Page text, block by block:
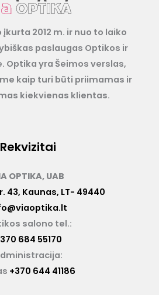
įkurta 2012 m. ir nuo to laiko
paslaugas Optikos ir
Optika yra Šeimos verslas,
kaip turi būti priimamas ir
kiekvienas klientas.
Rekvizitai
OPTIKA, UAB
43, Kaunas, LT- 49440
salono tel.:
684 55170
+370 644 41186